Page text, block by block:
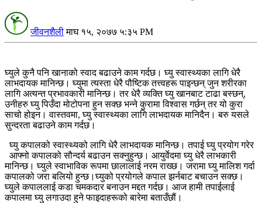
जीवनशैली माघ १५, २०७७ ५:३५ PM
घ्युले कुनै पनि खानाको स्वाद बढाउने काम गर्दछ। घ्यु स्वास्थ्यका लागि धेरै
लाभदायक मानिन्छ। घ्युमा त्यस्ता धेरै पौष्टिक तत्त्वहरू पाइन्छन् जुन शरीरका
लागि अत्यन्त प्रभावकारी मानिन्छ। तर धेरै व्यक्ति घ्यु खानबाट टाढा बस्छन्,
उनीहरु घ्यु पिउँदा मोटोपना हुन सक्छ भन्ने कुरामा विश्वास गर्छन् तर यो कुरा
साचो होइन। वास्तवमा, घ्यु स्वास्थ्यका लागि लाभदायक मानिदैन। बरु यसले
सुन्दरता बढाउने काम गर्दछ।
घ्यु कपालको स्वास्थ्यको लागि धेरै लाभदायक मानिन्छ। तपाई घ्यु प्रयोग गरेर
आफ्नो कपालको सौन्दर्य बढाउन सक्नुहुन्छ। आयुर्वेदमा घ्यु धेरै लाभकारी
मानिन्छ। घ्युले स्वाभाविक रूपमा छालालाई नरम राख्छ। जरामा घ्यु मालिश गर्दा
कपालको जरा बलियो हुन्छ।घ्युको प्रयोगले कपाल झर्नबाट बचाउन सक्छ।
घ्युले कपाललाई कडा चमकदार बनाउन मद्दत गर्दछ। आज हामी तपाईलाई
कपालमा घ्यु लगाउदा हुने फाइदाहरूको बारेमा बताउँछौं।